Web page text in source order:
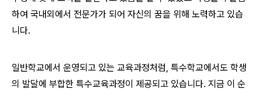
하여 국내외에서 전문가가 되어 자신의 꿈을 위해 노력하고 있습
니다.
일반학교에서 운영되고 있는 교육과정처럼, 특수학교에서도 학생
의 발달에 부합한 특수교육과정이 제공되고 있습니다. 지금 이 순